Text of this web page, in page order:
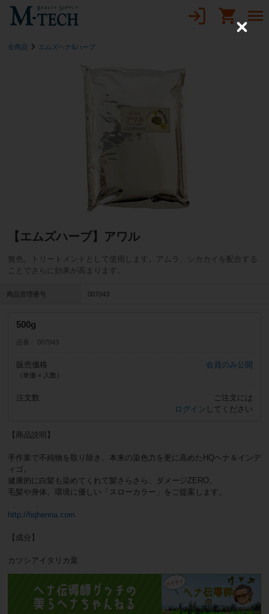
全商品 エムズヘナ&ハーブ
【エムズハーブ】アワル
無色。トリートメントとして使用します。アムラ、シカカイを配合する
ことでさらに効果が高まります。
商品管理番号 007043
500g
品番 007043
販売価格
（単価 × 入数）
会員のみ公開
注文数
ご注文には
ログイン してください
【商品説明】
手作業で不純物を取り除き、本来の染色力を更に高めたHQヘナ＆インデ
ィゴ。
健康的に白髪も染めてくれて髪さらさら、ダメージZERO。
毛髪や身体、環境に優しい「スローカラー」をご提案します。
http://hqhenna.com
【成分】
カツシアイタリカ葉
C